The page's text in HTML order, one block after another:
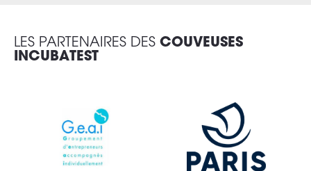
LES PARTENAIRES DES COUVEUSES
INCUBATEST